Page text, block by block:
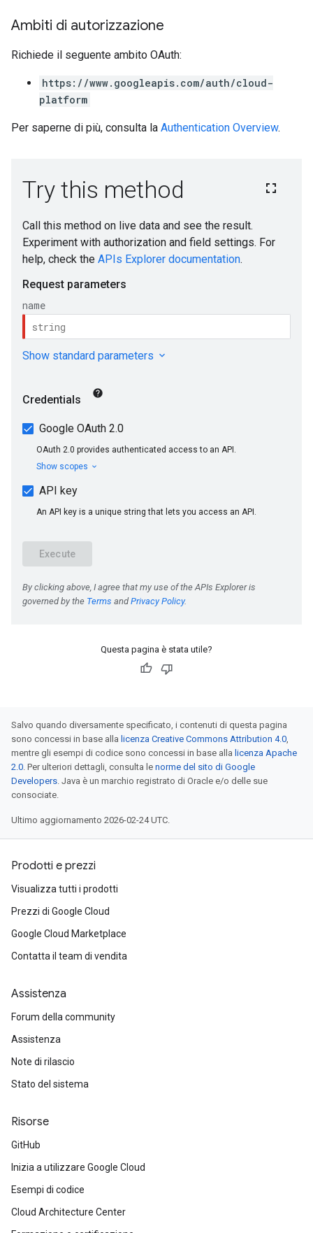
Ambiti di autorizzazione
Richiede il seguente ambito OAuth:
https://www.googleapis.com/auth/cloud-
platform
Per saperne di più, consulta la Authentication Overview.
Questa pagina è stata utile?
Salvo quando diversamente specificato, i contenuti di questa pagina
sono concessi in base alla licenza Creative Commons Attribution 4.0,
mentre gli esempi di codice sono concessi in base alla licenza Apache
2.0. Per ulteriori dettagli, consulta le norme del sito di Google
Developers. Java è un marchio registrato di Oracle e/o delle sue
consociate.
Ultimo aggiornamento 2026-02-24 UTC.
Prodotti e prezzi
Visualizza tutti i prodotti
Prezzi di Google Cloud
Google Cloud Marketplace
Contatta il team di vendita
Assistenza
Forum della community
Assistenza
Note di rilascio
Stato del sistema
Risorse
GitHub
Inizia a utilizzare Google Cloud
Esempi di codice
Cloud Architecture Center